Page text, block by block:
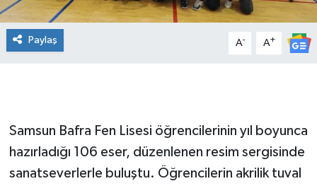
Paylaş A- A+
Samsun Bafra Fen Lisesi öğrencilerinin yıl boyunca
hazırladığı 106 eser, düzenlenen resim sergisinde
sanatseverlerle buluştu. Öğrencilerin akrilik tuval